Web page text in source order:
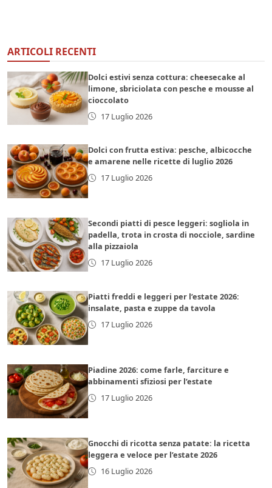
ARTICOLI RECENTI
Dolci estivi senza cottura: cheesecake al
limone, sbriciolata con pesche e mousse al
cioccolato
17 Luglio 2026
Dolci con frutta estiva: pesche, albicocche
e amarene nelle ricette di luglio 2026
17 Luglio 2026
Secondi piatti di pesce leggeri: sogliola in
padella, trota in crosta di nocciole, sardine
alla pizzaiola
17 Luglio 2026
Piatti freddi e leggeri per l’estate 2026:
insalate, pasta e zuppe da tavola
17 Luglio 2026
Piadine 2026: come farle, farciture e
abbinamenti sfiziosi per l’estate
17 Luglio 2026
Gnocchi di ricotta senza patate: la ricetta
leggera e veloce per l’estate 2026
16 Luglio 2026